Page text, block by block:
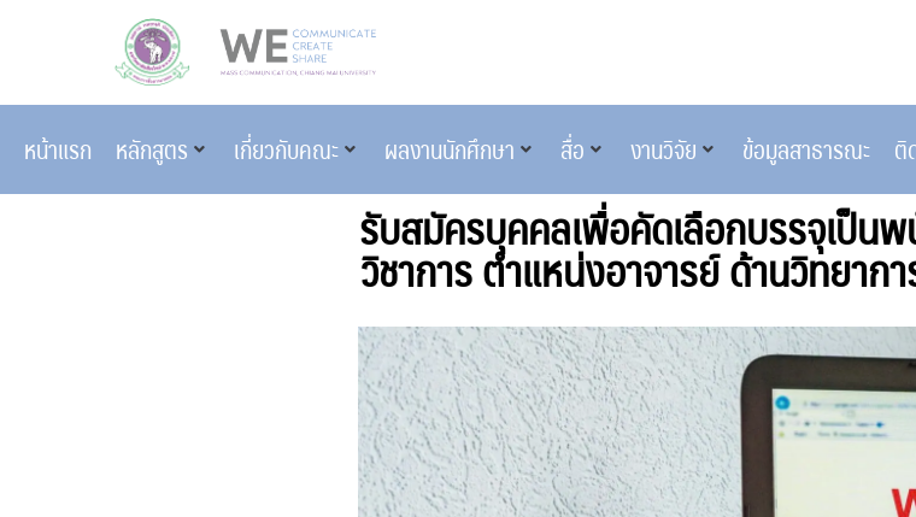
หน้าแรก หลักสูตร เกี่ยวกับคณะ ผลงานนักศึกษา สื่อ งานวิจัย ข้อมูลสาธารณะ ติ
รับสมัครบุคคลเพื่อคัดเลือกบรรจุเป็น
วิชาการ ตำแหน่งอาจารย์ ด้านวิทยา